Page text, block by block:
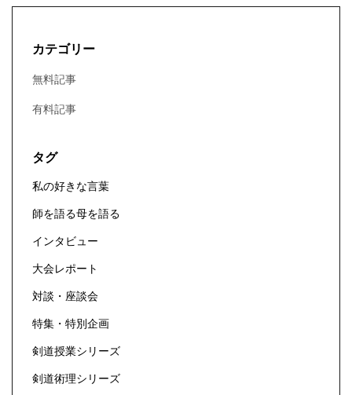
カテゴリー
無料記事
有料記事
タグ
私の好きな言葉
師を語る母を語る
インタビュー
大会レポート
対談・座談会
特集・特別企画
剣道授業シリーズ
剣道術理シリーズ